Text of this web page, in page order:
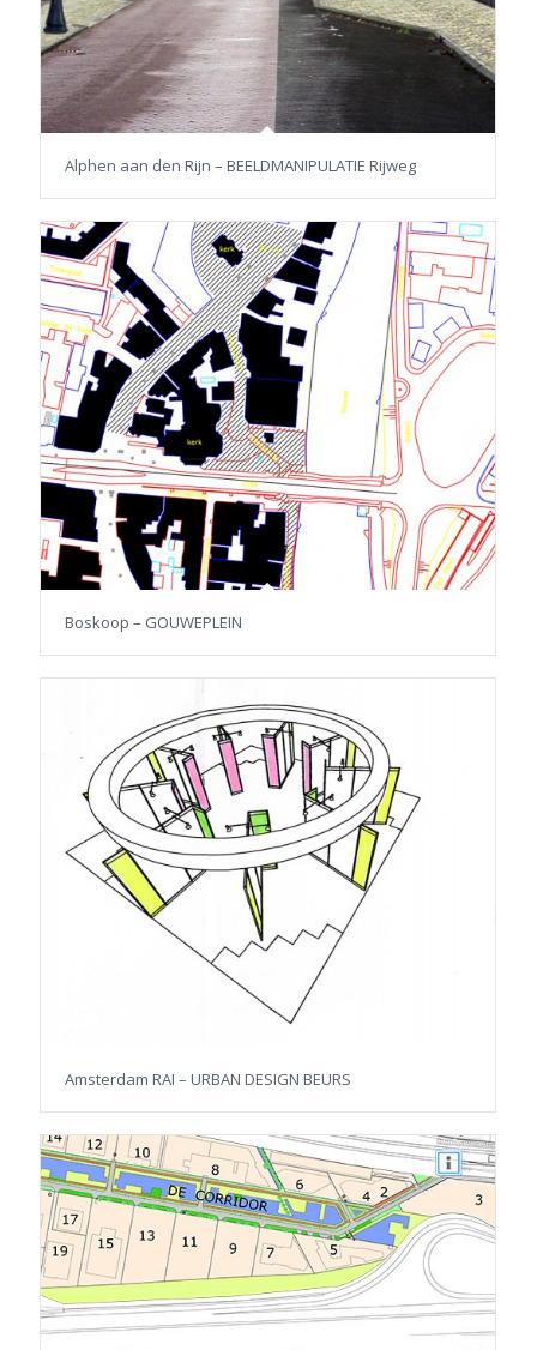
Alphen aan den Rijn – BEELDMANIPULATIE Rijweg
Boskoop – GOUWEPLEIN
Amsterdam RAI – URBAN DESIGN BEURS